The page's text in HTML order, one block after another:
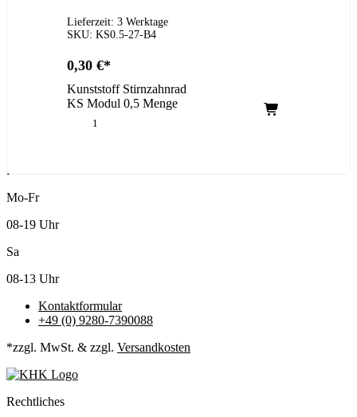
Lieferzeit: 3 Werktage
SKU: KS0.5-27-B4
0,30 €
Kunststoff Stirnzahnrad
KS Modul 0,5 Menge
Kundenservice
Mo-Fr
08-19 Uhr
Sa
08-13 Uhr
Kontaktformular
+49 (0) 9280-7390088
*zzgl. MwSt. & zzgl. Versandkosten
Rechtliches